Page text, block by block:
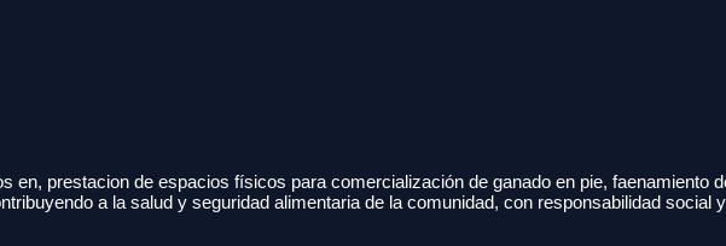
en, prestacion de espacios físicos para comercialización de ganado en pie, faenamiento
a la salud y seguridad alimentaria de la comunidad, con responsabilidad social